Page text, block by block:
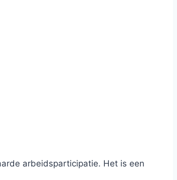
arbeidsparticipatie. Het is een